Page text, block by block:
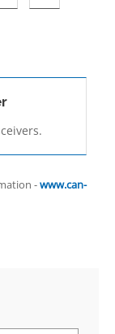
-www.can-